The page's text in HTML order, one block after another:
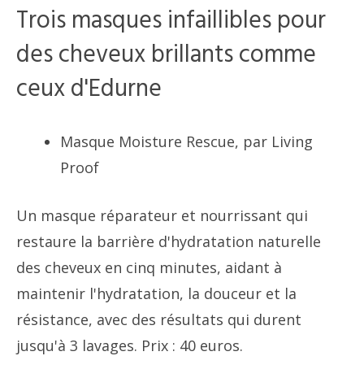
Trois masques infaillibles pour
des cheveux brillants comme
ceux d'Edurne
Masque Moisture Rescue, par Living
Proof
Un masque réparateur et nourrissant qui
restaure la barrière d'hydratation naturelle
des cheveux en cinq minutes, aidant à
maintenir l'hydratation, la douceur et la
résistance, avec des résultats qui durent
jusqu'à 3 lavages. Prix ​​: 40 euros.